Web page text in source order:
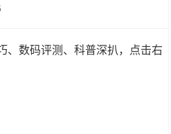
、数码评测、科普深扒，点击右